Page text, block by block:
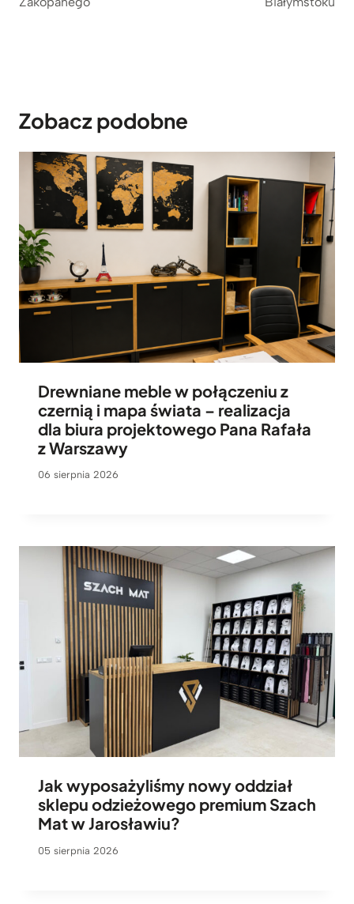
Zobacz podobne
Drewniane meble w połączeniu z
czernią i mapa świata – realizacja
dla biura projektowego Pana Rafała
z Warszawy
06 sierpnia 2026
Jak wyposażyliśmy nowy oddział
sklepu odzieżowego premium Szach
Mat w Jarosławiu?
05 sierpnia 2026